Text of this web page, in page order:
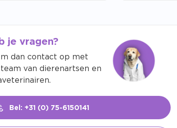
je vragen?
dan contact op met
van dierenartsen en
Bel: +31 (0) 75-6150141